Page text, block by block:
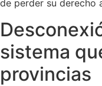
de perder su derecho
sistema
provincias